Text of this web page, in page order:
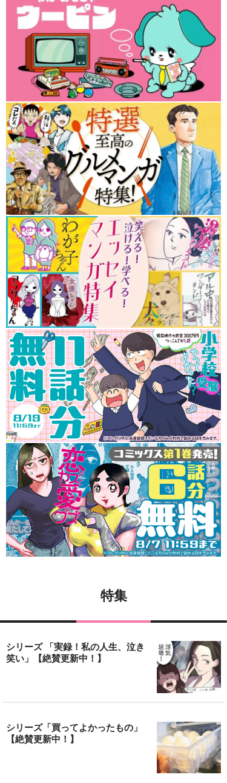
特集
シリーズ 「実録！私の人生、泣き
笑い」【絶賛更新中！】
シリーズ「買ってよかったもの」
【絶賛更新中！】